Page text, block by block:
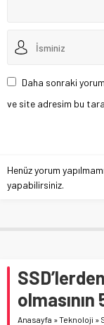
Daha sonraki
ve site adresim bu
Henüz yorum
yapabilirsiniz.
olmasının
Anasayfa »Teknoloji »